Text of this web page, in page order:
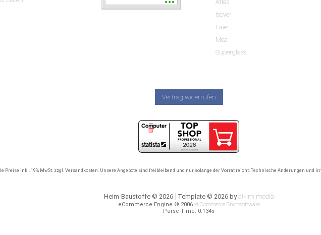
wieder wenn ich was
Atlas
Isover
Laier
Mea
Superglass
Vertrag widerrufen
Preise inkl. 19% MwSt. zzgl. Versandkosten. Unsere Angebote sind freibleibend und nur solange der Vorrat reicht. Technische Änderungen und
Heim-Baustoffe © 2026 Template © 2026 byalkim media
eCommerce Engine © 2006 xt:Commerce Shopsoftware
Parse Time: 0.134s